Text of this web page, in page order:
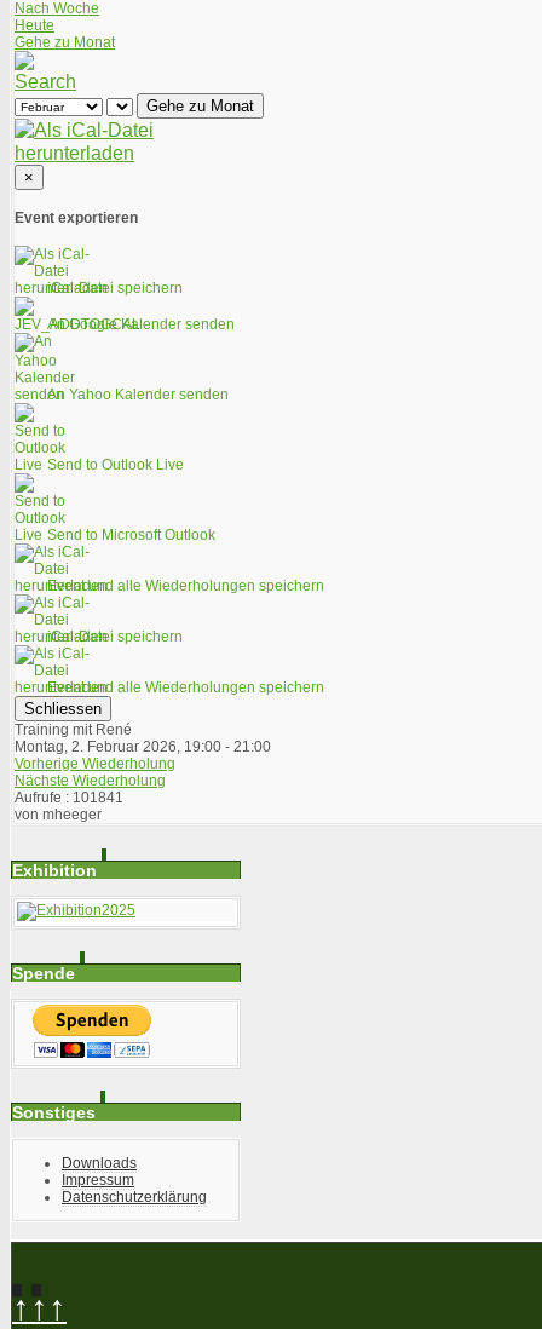
Nach Woche
Heute
Gehe zu Monat
Gehe zu Monat
×
Event exportieren
iCal-Datei speichern
An Google Kalender senden
An Yahoo Kalender senden
Send to Outlook Live
Send to Microsoft Outlook
Event und alle Wiederholungen speichern
iCal-Datei speichern
Event und alle Wiederholungen speichern
Schliessen
Training mit René
Montag, 2. Februar 2026, 19:00 - 21:00
Vorherige Wiederholung
Nächste Wiederholung
Aufrufe : 101841
von mheeger
Exhibition
Spende
Sonstiges
Downloads
Impressum
Datenschutzerklärung
↑↑↑